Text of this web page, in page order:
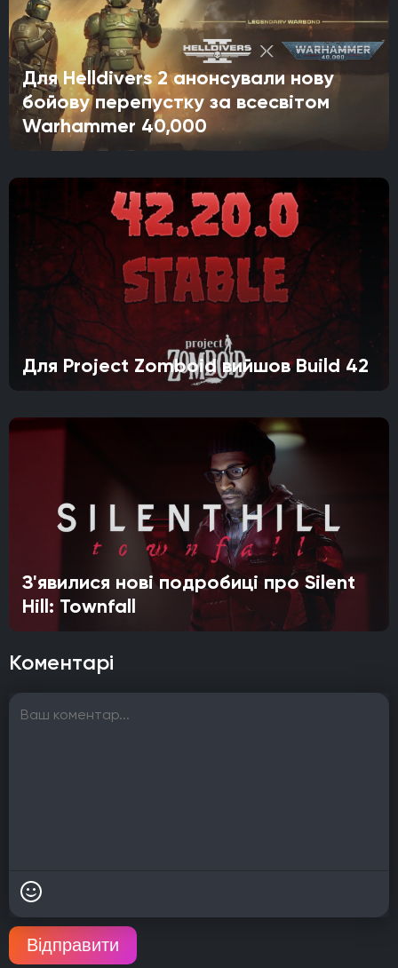
Для Helldivers 2 анонсували нову
бойову перепустку за всесвітом
Warhammer 40,000
Для Project Zomboid вийшов Build 42
З'явилися нові подробиці про Silent
Hill: Townfall
Коментарі
Відправити